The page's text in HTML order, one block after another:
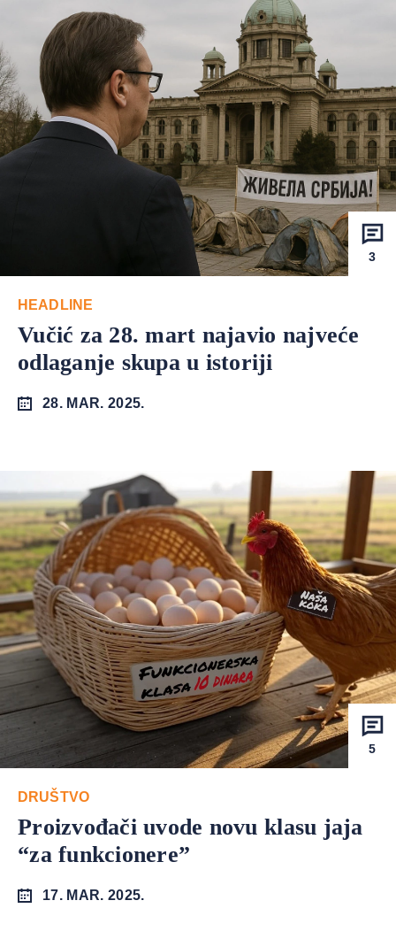
3
HEADLINE
Vučić za 28. mart najavio najveće
odlaganje skupa u istoriji
28. MAR. 2025.
5
DRUŠTVO
Proizvođači uvode novu klasu jaja
“za funkcionere”
17. MAR. 2025.